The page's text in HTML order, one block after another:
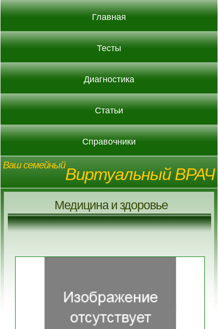
Главная
Тесты
Диагностика
Статьи
Справочники
Ваш семейныйВиртуальный ВРАЧ
Медицина и здоровье